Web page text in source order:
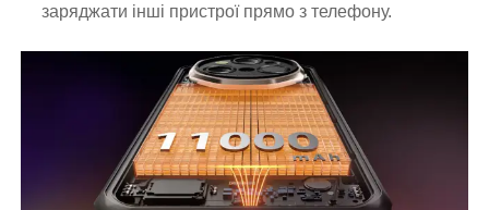
заряджати інші пристрої прямо з телефону.